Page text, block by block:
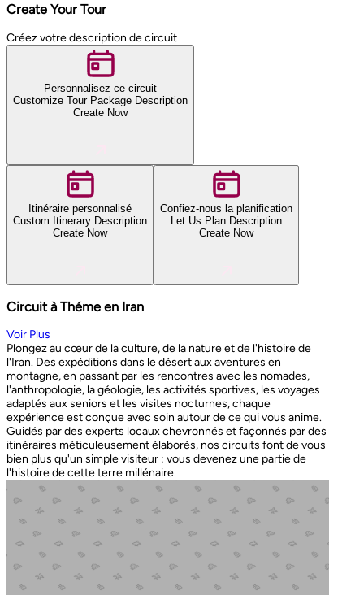
Create Your Tour
Créez votre description de circuit
Personnalisez ce circuit
Customize Tour Package Description
Create Now
Itinéraire personnalisé
Custom Itinerary Description
Create Now
Confiez-nous la planification
Let Us Plan Description
Create Now
Circuit à Théme en Iran
Voir Plus
Plongez au cœur de la culture, de la nature et de l'histoire de
l'Iran. Des expéditions dans le désert aux aventures en
montagne, en passant par les rencontres avec les nomades,
l'anthropologie, la géologie, les activités sportives, les voyages
adaptés aux seniors et les visites nocturnes, chaque
expérience est conçue avec soin autour de ce qui vous anime.
Guidés par des experts locaux chevronnés et façonnés par des
itinéraires méticuleusement élaborés, nos circuits font de vous
bien plus qu'un simple visiteur : vous devenez une partie de
l'histoire de cette terre millénaire.